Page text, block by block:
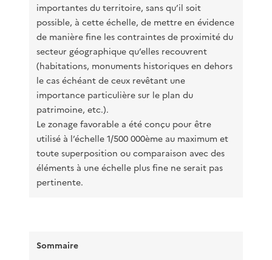
importantes du territoire, sans qu’il soit
possible, à cette échelle, de mettre en évidence
de manière fine les contraintes de proximité du
secteur géographique qu’elles recouvrent
(habitations, monuments historiques en dehors
le cas échéant de ceux revêtant une
importance particulière sur le plan du
patrimoine, etc.).
Le zonage favorable a été conçu pour être
utilisé à l’échelle 1/500 000ème au maximum et
toute superposition ou comparaison avec des
éléments à une échelle plus fine ne serait pas
pertinente.
Sommaire